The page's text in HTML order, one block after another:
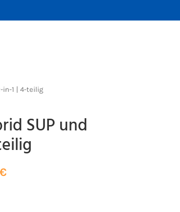
in-1 | 4-teilig
SUP und
€